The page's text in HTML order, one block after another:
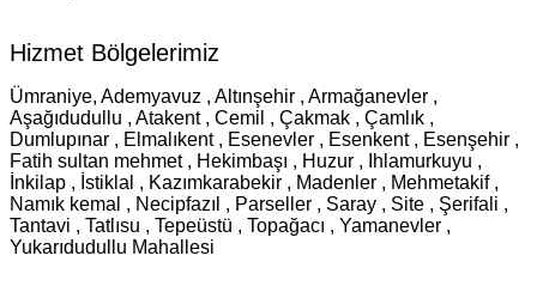
Hizmet Bölgelerimiz
Ümraniye, Ademyavuz , Altınşehir , Armağanevler ,
Aşağıdudullu , Atakent , Cemil , Çakmak , Çamlık ,
Dumlupınar , Elmalıkent , Esenevler , Esenkent , Esenşehir ,
Fatih sultan mehmet , Hekimbaşı , Huzur , Ihlamurkuyu ,
İnkilap , İstiklal , Kazımkarabekir , Madenler , Mehmetakif ,
Namık kemal , Necipfazıl , Parseller , Saray , Site , Şerifali ,
Tantavi , Tatlısu , Tepeüstü , Topağacı , Yamanevler ,
Yukarıdudullu Mahallesi